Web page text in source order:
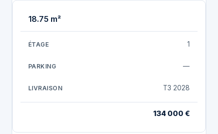
18.75 m²
1
—
T3 2028
134 000 €